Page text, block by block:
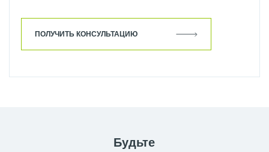
ПОЛУЧИТЬ КОНСУЛЬТАЦИЮ
Будьте